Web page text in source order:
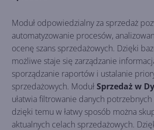
Moduł odpowiedzialny za sprzedaż
automatyzowanie procesów,
ocenę szans sprzedażowych. Dzięki
możliwe staje się zarządzanie
sporządzanie raportów i ustalanie
sprzedażowych. ModułSprzedaż w
ułatwia filtrowanie danych
dzięki temu w łatwy sposób można
aktualnych celach sprzedażowych.